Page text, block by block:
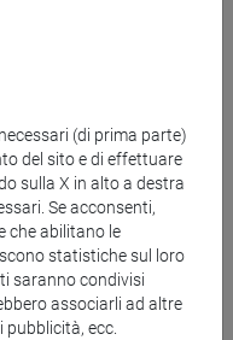
(di prima parte)
del sito e di effettuare
sulla X in alto a destra
Se acconsenti,
che abilitano le
statistiche sul loro
saranno condivisi
associarli ad altre
pubblicità, ecc.